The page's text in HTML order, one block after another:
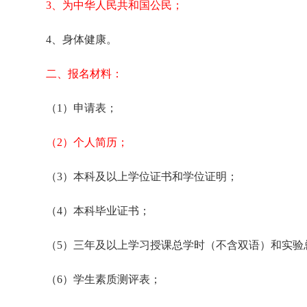
3、为中华人民共和国公民；
4、身体健康。
二、报名材料：
（1）申请表；
（2）个人简历；
（3）本科及以上学位证书和学位证明；
（4）本科毕业证书；
（5）三年及以上学习授课总学时（不含双语）和实验
（6）学生素质测评表；